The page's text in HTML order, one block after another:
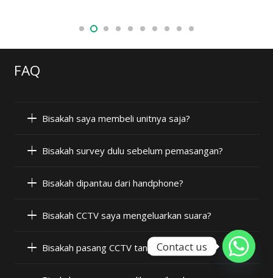
FAQ
Bisakah saya membeli unitnya saja?
Bisakah survey dulu sebelum pemasangan?
Bisakah dipantau dari handphone?
Bisakah CCTV saya mengeluarkan suara?
Bisakah pasang CCTV tanpa internet?
Contact us